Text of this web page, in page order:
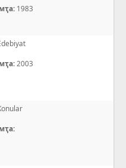
1983
2003